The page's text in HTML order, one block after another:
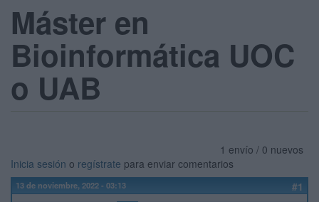
Máster en
Bioinformática UOC
o UAB
1 envío / 0 nuevos
Inicia sesión o regístrate para enviar comentarios
13 de noviembre, 2022 - 03:13 #1